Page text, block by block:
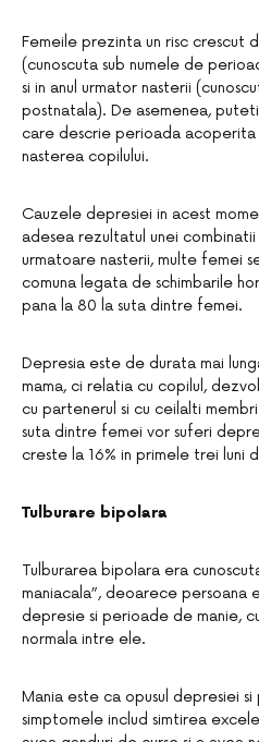
Femeile prezinta un risc crescut
(cunoscuta sub numele de
si in anul urmator nasterii
postnatala). De asemenea,
care descrie perioada acoperita
nasterea copilului.
Cauzele depresiei in acest
adesea rezultatul unei
urmatoare nasterii, multe femei
comuna legata de schimbarile
pana la 80 la suta dintre femei.
Depresia este de durata mai
mama, ci relatia cu copilul,
cu partenerul si cu ceilalti
suta dintre femei vor suferi
creste la 16% in primele trei luni
Tulburare bipolara
Tulburarea bipolara era
maniacala”, deoarece
depresie si perioade de manie,
normala intre ele.
Mania este ca opusul depresiei
simptomele includ simtirea